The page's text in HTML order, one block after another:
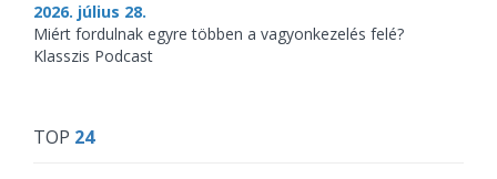
2026. július 28.
Miért fordulnak egyre többen a vagyonkezelés felé?
Klasszis Podcast
TOP 24